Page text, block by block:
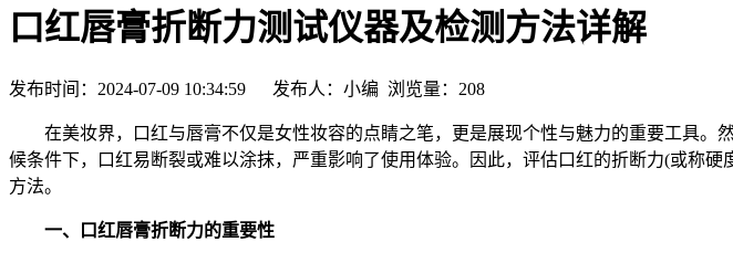
口红唇膏折断力测试仪器及检测方法详解
发布时间：2024-07-09 10:34:59 发布人：小编 浏览量： 208
在美妆界，口红与唇膏不仅是女性妆容的点睛之笔，更是展现个性与魅力的重要工具。
候条件下，口红易断裂或难以涂抹，严重影响了使用体验。因此，评估口红的折断力(或称
方法。
一、口红唇膏折断力的重要性